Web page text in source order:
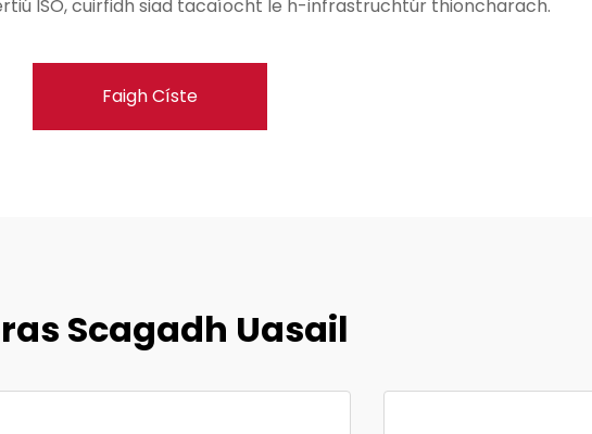
ISO, cuirfidh siad tacaíocht le h-infrastruchtúr thioncharach.
Faigh Císte
Scagadh Uasail